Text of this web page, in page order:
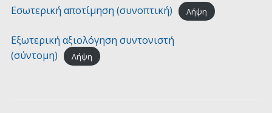
Εσωτερική αποτίμηση (συνοπτική) Λήψη
Εξωτερική αξιολόγηση συντονιστή
(σύντομη)
Λήψη